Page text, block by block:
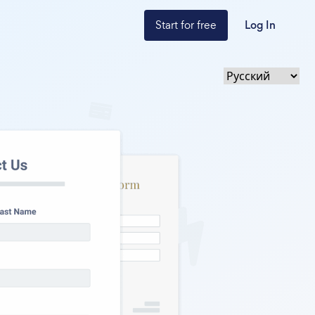
Start for free Log In